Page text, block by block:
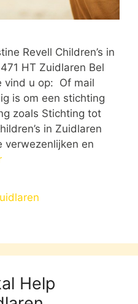
Revell Children’s in
HT Zuidlaren Bel
vind u op: Of mail
is om een stichting
zoals Stichting tot
in Zuidlaren
verwezenlijken en
Help